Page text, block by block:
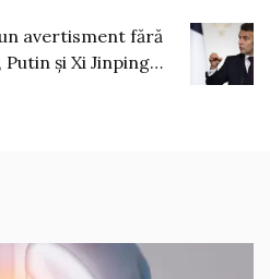
avertisment fără
și Xi Jinping…